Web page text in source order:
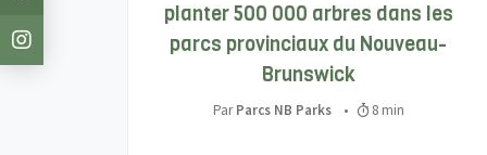
planter 500 000 arbres dans les
parcs provinciaux du Nouveau-
Brunswick
ParParcs NB Parks • 8 min